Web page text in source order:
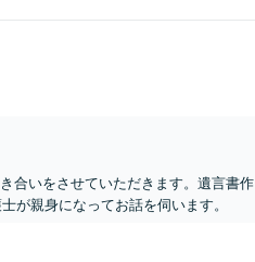
合いをさせていただきます。遺言書作
が親身になってお話を伺います。